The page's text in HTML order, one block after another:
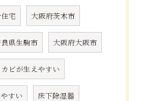
宅 大阪府茨木市
県生駒市 大阪府大阪市
カビが生えやすい
すい 床下除湿器